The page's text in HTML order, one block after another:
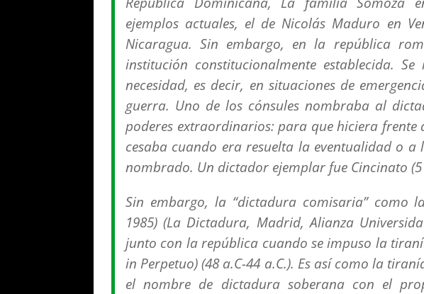
ejemplos actuales, el de Nicolás Maduro en
Nicaragua. Sin embargo, en la república
institución constitucionalmente establecida.
necesidad, es decir, en situaciones de
guerra. Uno de los cónsules nombraba al
poderes extraordinarios: para que hiciera frente
cesaba cuando era resuelta la eventualidad o a
nombrado. Un dictador ejemplar fue Cincinato
Sin embargo, la “dictadura comisaria” como
1985) (La Dictadura, Madrid, Alianza
junto con la república cuando se impuso la
in Perpetuo) (48 a.C-44 a.C.). Es así como la
el nombre de dictadura soberana con el